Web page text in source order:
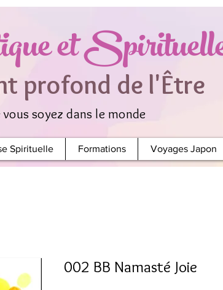
profond de l'Être
et
soyez dans le monde
Spirituelle Formations Voyages Japon
002 BB Namasté Joie